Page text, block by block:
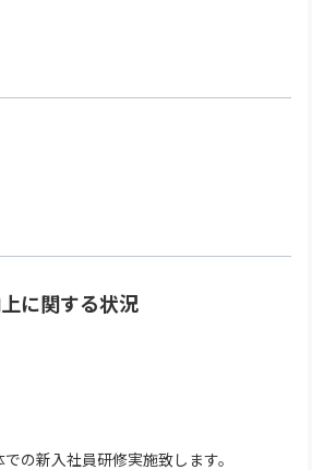
に関する状況
の新入社員研修実施致します。